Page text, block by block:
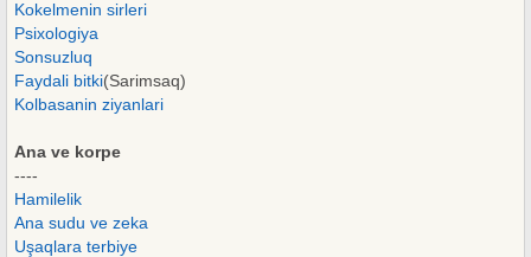
Kokelmenin sirleri
Psixologiya
Sonsuzluq
Faydali bitki(Sarimsaq)
Kolbasanin ziyanlari
Ana ve korpe
----
Hamilelik
Ana sudu ve zeka
Uşaqlara terbiye